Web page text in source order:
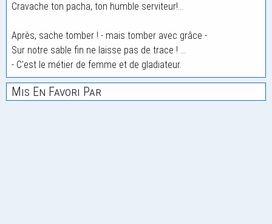
Cravache ton pacha, ton humble serviteur!...
Après, sache tomber ! - mais tomber avec grâce -
Sur notre sable fin ne laisse pas de trace ! ...
- C'est le métier de femme et de gladiateur.
Mis En Favori Par